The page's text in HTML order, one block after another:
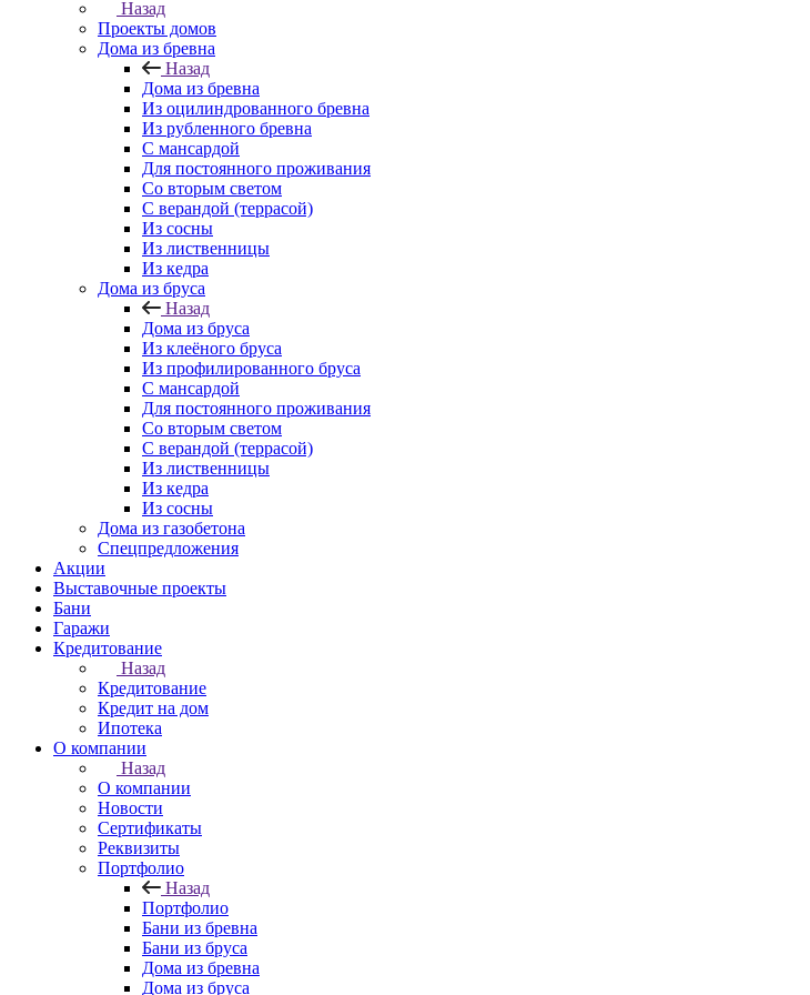
Назад
Проекты домов
Дома из бревна
Назад
Дома из бревна
Из оцилиндрованного бревна
Из рубленного бревна
С мансардой
Для постоянного проживания
Со вторым светом
С верандой (террасой)
Из сосны
Из лиственницы
Из кедра
Дома из бруса
Назад
Дома из бруса
Из клеёного бруса
Из профилированного бруса
С мансардой
Для постоянного проживания
Со вторым светом
С верандой (террасой)
Из лиственницы
Из кедра
Из сосны
Дома из газобетона
Спецпредложения
Акции
Выставочные проекты
Бани
Гаражи
Кредитование
Назад
Кредитование
Кредит на дом
Ипотека
О компании
Назад
О компании
Новости
Сертификаты
Реквизиты
Портфолио
Назад
Портфолио
Бани из бревна
Бани из бруса
Дома из бревна
Дома из бруса